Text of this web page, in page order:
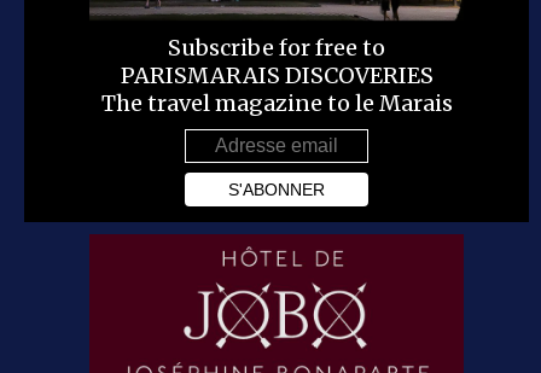
Subscribe for free to
PARISMARAIS DISCOVERIES
The travel magazine to le Marais